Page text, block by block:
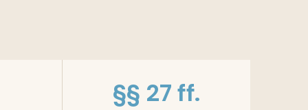
§§ 27 ff.